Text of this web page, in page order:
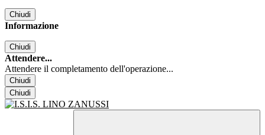
Chiudi
Informazione
Chiudi
Attendere...
Attendere il completamento dell'operazione...
Chiudi
Chiudi